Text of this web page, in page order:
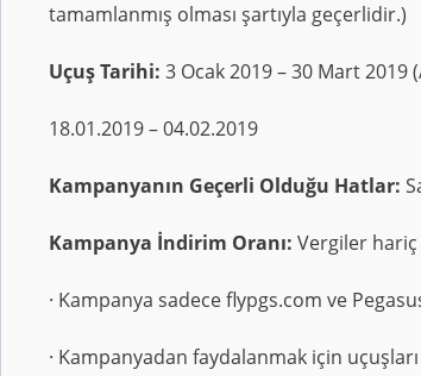
tamamlanmış olması şartıyla geçerlidir.)
Uçuş Tarihi: 3 Ocak 2019 – 30 Mart 2019
18.01.2019 – 04.02.2019
Kampanyanın Geçerli Olduğu Hatlar:
Kampanya İndirim Oranı: Vergiler
· Kampanya sadece flypgs.com ve
· Kampanyadan faydalanmak için